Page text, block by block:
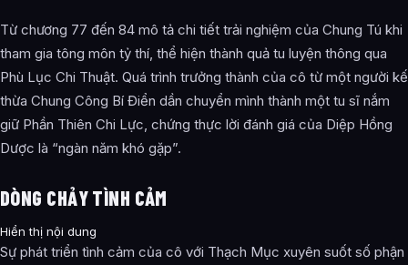
Từ chương 77 đến 84 mô tả chi tiết trải nghiệm của Chung Tú khi
tham gia tông môn tỷ thí, thể hiện thành quả tu luyện thông qua
Phù Lục Chi Thuật. Quá trình trưởng thành của cô từ một người kế
thừa Chung Công Bí Điển dần chuyển mình thành một tu sĩ nắm
giữ Phần Thiên Chi Lực, chứng thực lời đánh giá của Diệp Hồng
Dược là “ngàn năm khó gặp”.
DÒNG CHẢY TÌNH CẢM
Hiển thị nội dung
Sự phát triển tình cảm của cô với Thạch Mục xuyên suốt số phận